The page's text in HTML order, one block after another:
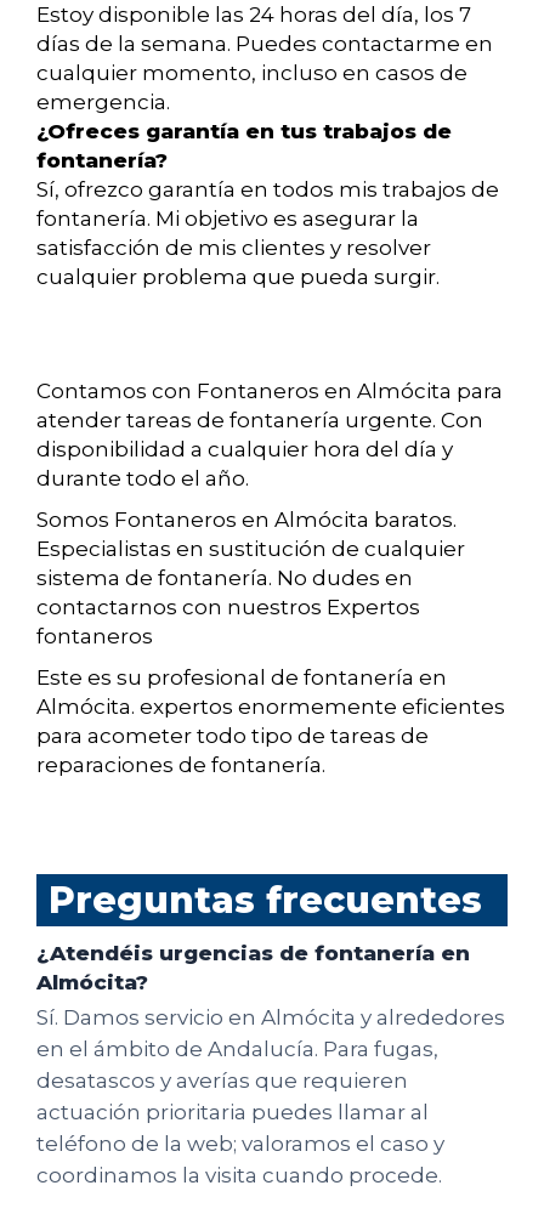
Estoy disponible las 24 horas del día, los 7
días de la semana. Puedes contactarme en
cualquier momento, incluso en casos de
emergencia.
¿Ofreces garantía en tus trabajos de
fontanería?
Sí, ofrezco garantía en todos mis trabajos de
fontanería. Mi objetivo es asegurar la
satisfacción de mis clientes y resolver
cualquier problema que pueda surgir.
Contamos con Fontaneros en Almócita para
atender tareas de fontanería urgente. Con
disponibilidad a cualquier hora del día y
durante todo el año.
Somos Fontaneros en Almócita baratos.
Especialistas en sustitución de cualquier
sistema de fontanería. No dudes en
contactarnos con nuestros Expertos
fontaneros
Este es su profesional de fontanería en
Almócita. expertos enormemente eficientes
para acometer todo tipo de tareas de
reparaciones de fontanería.
Preguntas frecuentes
¿Atendéis urgencias de fontanería en
Almócita?
Sí. Damos servicio en Almócita y alrededores
en el ámbito de Andalucía. Para fugas,
desatascos y averías que requieren
actuación prioritaria puedes llamar al
teléfono de la web; valoramos el caso y
coordinamos la visita cuando procede.